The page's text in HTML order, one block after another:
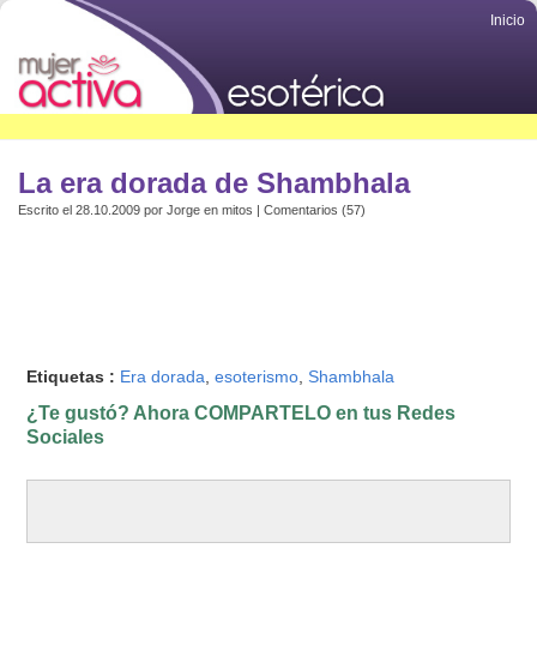
Inicio
La era dorada de Shambhala
Escrito el 28.10.2009 por Jorge en mitos | Comentarios (57)
Etiquetas : Era dorada ,esoterismo ,Shambhala
¿Te gustó? Ahora COMPARTELO en tus Redes
Sociales